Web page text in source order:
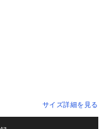
サイズ詳細を見る